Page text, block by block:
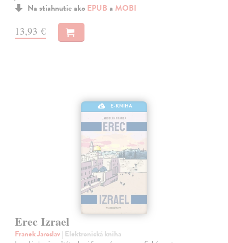
Na stiahnutie ako EPUB a MOBI
13,93 €
E-KNIHA
Erec Izrael
Franek Jaroslav| Elektronická kniha